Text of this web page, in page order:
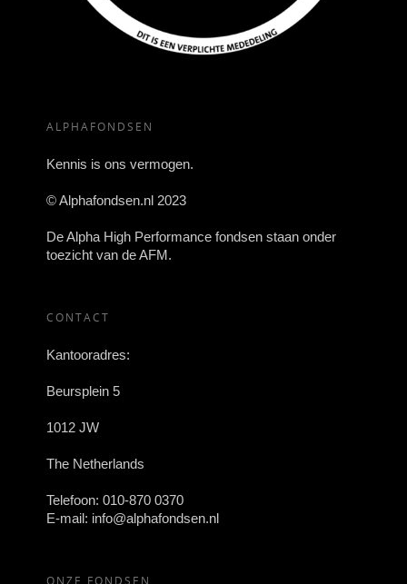
ALPHAFONDSEN
Kennis is ons vermogen.
© Alphafondsen.nl 2023
De Alpha High Performance fondsen staan onder
toezicht van de AFM.
CONTACT
Kantooradres:
Beursplein 5
1012 JW
The Netherlands
Telefoon: 010-870 0370
E-mail: info@alphafondsen.nl
ONZE FONDSEN